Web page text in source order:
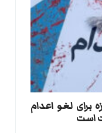
برای لغو اعدام
است